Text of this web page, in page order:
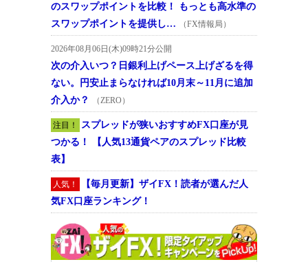
のスワップポイントを比較！ もっとも高水準の
スワップポイントを提供し…
（FX情報局）
2026年08月06日(木)09時21分公開
次の介入いつ？日銀利上げペース上げざるを得
ない。円安止まらなければ10月末～11月に追加
介入か？
（ZERO）
注目！
スプレッドが狭いおすすめFX口座が見
つかる！ 【人気13通貨ペアのスプレッド比較
表】
人気！
【毎月更新】ザイFX！読者が選んだ人
気FX口座ランキング！